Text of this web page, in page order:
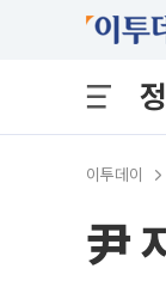
이투데이
尹